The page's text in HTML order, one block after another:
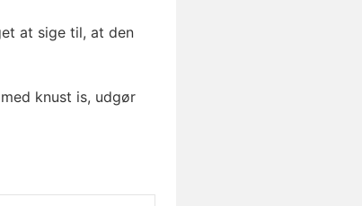
at sige til, at den
knust is, udgør